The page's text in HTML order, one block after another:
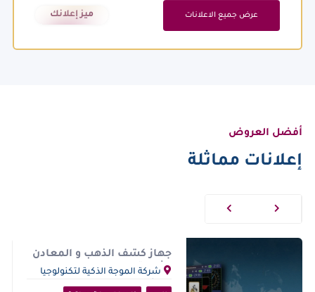
عرض جميع الاعلانات ميز إعلانك
أفضل العروض
إعلانات مماثلة
جهاز كشف الذهب و المعادن
الثمينة AJAX TROPIC
شركة الموجة الذكية لتكنولوجيا